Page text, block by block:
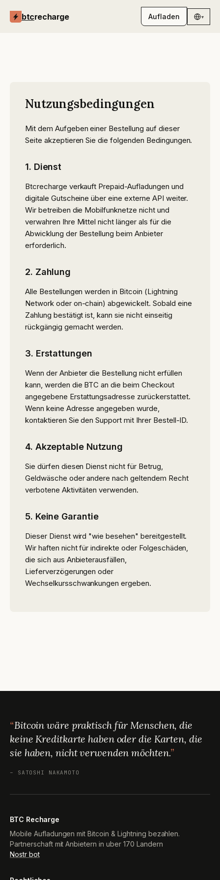
btcrecharge Aufladen ▾
Nutzungsbedingungen
Mit dem Aufgeben einer Bestellung auf dieser
Seite akzeptieren Sie die folgenden Bedingungen.
1. Dienst
Btcrecharge verkauft Prepaid-Aufladungen und
digitale Gutscheine über eine externe API weiter.
Wir betreiben die Mobilfunknetze nicht und
verwahren Ihre Mittel nicht länger als für die
Abwicklung der Bestellung beim Anbieter
erforderlich.
2. Zahlung
Alle Bestellungen werden in Bitcoin (Lightning
Network oder on-chain) abgewickelt. Sobald eine
Zahlung bestätigt ist, kann sie nicht einseitig
rückgängig gemacht werden.
3. Erstattungen
Wenn der Anbieter die Bestellung nicht erfüllen
kann, werden die BTC an die beim Checkout
angegebene Erstattungsadresse zurückerstattet.
Wenn keine Adresse angegeben wurde,
kontaktieren Sie den Support mit Ihrer Bestell-ID.
4. Akzeptable Nutzung
Sie dürfen diesen Dienst nicht für Betrug,
Geldwäsche oder andere nach geltendem Recht
verbotene Aktivitäten verwenden.
5. Keine Garantie
Dieser Dienst wird "wie besehen" bereitgestellt.
Wir haften nicht für indirekte oder Folgeschäden,
die sich aus Anbieterausfällen,
Lieferverzögerungen oder
Wechselkursschwankungen ergeben.
Bitcoin wäre praktisch für Menschen, die
keine Kreditkarte haben oder die Karten, die
sie haben, nicht verwenden möchten.
– SATOSHI NAKAMOTO
BTC Recharge
Mobile Aufladungen mit Bitcoin & Lightning bezahlen.
Partnerschaft mit Anbietern in uber 170 Landern
Nostr bot